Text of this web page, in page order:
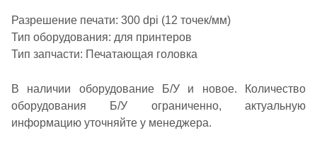
Разрешение печати: 300 dpi (12 точек/мм)
Тип оборудования: для принтеров
Тип запчасти: Печатающая головка
В наличии оборудование Б/У и новое. Количество
оборудования Б/У ограниченно, актуальную
информацию уточняйте у менеджера.